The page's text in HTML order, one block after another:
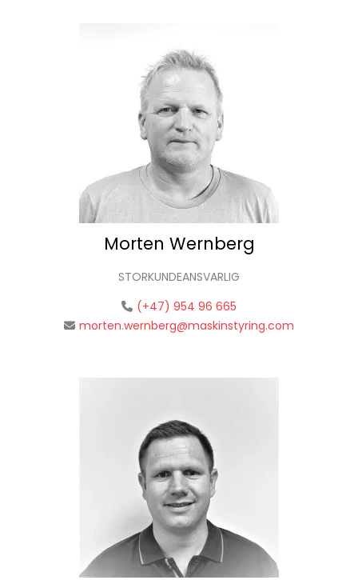
Morten Wernberg
STORKUNDEANSVARLIG
(+47) 954 96 665
morten.wernberg@maskinstyring.com